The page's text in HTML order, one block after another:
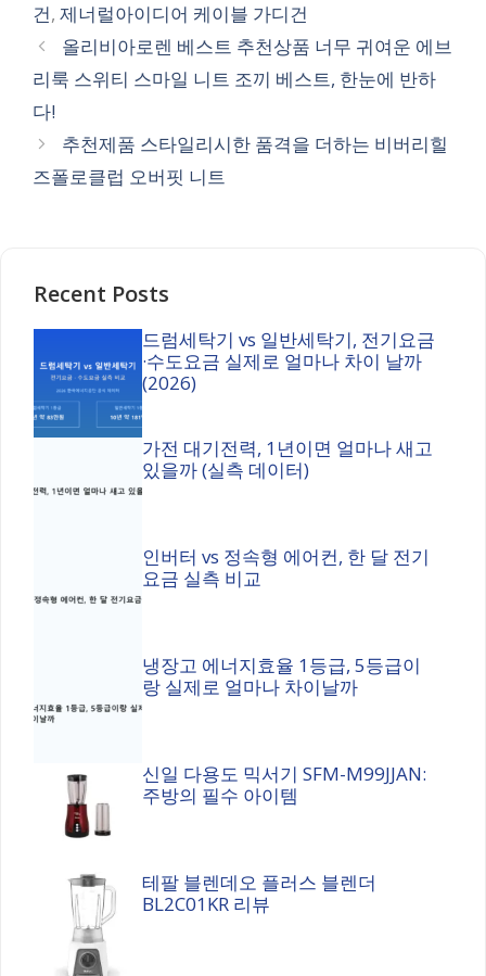
건, 제너럴아이디어 케이블 가디건
올리비아로렌 베스트 추천상품 너무 귀여운 에브
리룩 스위티 스마일 니트 조끼 베스트, 한눈에 반하
다!
추천제품 스타일리시한 품격을 더하는 비버리힐
즈폴로클럽 오버핏 니트
Recent Posts
드럼세탁기 vs 일반세탁기, 전기요금
·수도요금 실제로 얼마나 차이 날까
(2026)
가전 대기전력, 1년이면 얼마나 새고
있을까 (실측 데이터)
인버터 vs 정속형 에어컨, 한 달 전기
요금 실측 비교
냉장고 에너지효율 1등급, 5등급이
랑 실제로 얼마나 차이날까
신일 다용도 믹서기 SFM-M99JJAN:
주방의 필수 아이템
테팔 블렌데오 플러스 블렌더
BL2C01KR 리뷰